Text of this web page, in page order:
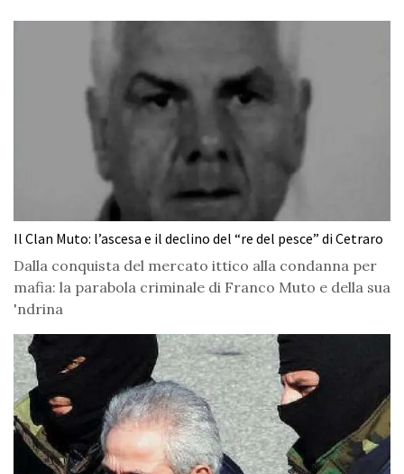
Il Clan Muto: l’ascesa e il declino del “re del pesce” di Cetraro
Dalla conquista del mercato ittico alla condanna per
mafia: la parabola criminale di Franco Muto e della sua
'ndrina